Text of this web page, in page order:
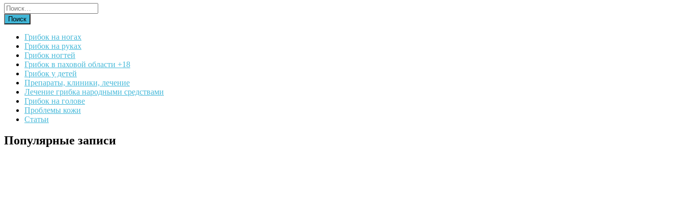
Грибок на ногах
Грибок на руках
Грибок ногтей
Грибок в паховой области +18
Грибок у детей
Препараты, клиники, лечение
Лечение грибка народными средствами
Грибок на голове
Проблемы кожи
Статьи
Популярные записи